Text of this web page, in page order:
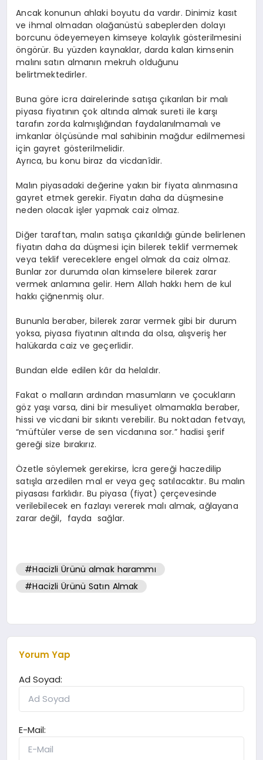
Ancak konunun ahlaki boyutu da vardır. Dinimiz kasıt
ve ihmal olmadan olağanüstü sabeplerden dolayı
borcunu ödeyemeyen kimseye kolaylık gösterilmesini
öngörür. Bu yüzden kaynaklar, darda kalan kimsenin
malını satın almanın mekruh olduğunu
belirtmektedirler.
Buna göre icra dairelerinde satışa çıkarılan bir malı
piyasa fiyatının çok altında almak sureti ile karşı
tarafın zorda kalmışlığından faydalanılmamalı ve
imkanlar ölçüsünde mal sahibinin mağdur edilmemesi
için gayret gösterilmelidir.
Ayrıca, bu konu biraz da vicdanîdir.
Malın piyasadaki değerine yakın bir fiyata alınmasına
gayret etmek gerekir. Fiyatın daha da düşmesine
neden olacak işler yapmak caiz olmaz.
Diğer taraftan, malın satışa çıkarıldığı günde belirlenen
fiyatın daha da düşmesi için bilerek teklif vermemek
veya teklif vereceklere engel olmak da caiz olmaz.
Bunlar zor durumda olan kimselere bilerek zarar
vermek anlamına gelir. Hem Allah hakkı hem de kul
hakkı çiğnenmiş olur.
Bununla beraber, bilerek zarar vermek gibi bir durum
yoksa, piyasa fiyatının altında da olsa, alışveriş her
halükarda caiz ve geçerlidir.
Bundan elde edilen kâr da helaldır.
Fakat o malların ardından masumların ve çocukların
göz yaşı varsa, dini bir mesuliyet olmamakla beraber,
hissi ve vicdani bir sıkıntı verebilir. Bu noktadan fetvayı,
“müftüler verse de sen vicdanına sor.” hadisi şerif
gereği size bırakırız.
Özetle söylemek gerekirse, İcra gereği haczedilip
satışla arzedilen mal er veya geç satılacaktır. Bu malın
piyasası farklıdır. Bu piyasa (fiyat) çerçevesinde
verilebilecek en fazlayı vererek malı almak, ağlayana
zarar değil, fayda sağlar.
#Hacizli Ürünü almak harammı
#Hacizli Ürünü Satın Almak
Yorum Yap
Ad Soyad:
E-Mail: